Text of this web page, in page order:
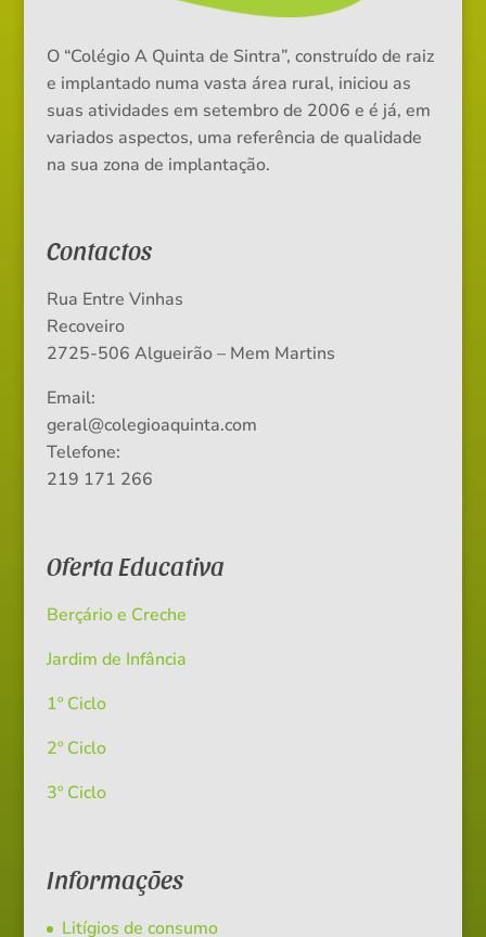
O “Colégio A Quinta de Sintra”, construído de raiz
e implantado numa vasta área rural, iniciou as
suas atividades em setembro de 2006 e é já, em
variados aspectos, uma referência de qualidade
na sua zona de implantação.
Contactos
Rua Entre Vinhas
Recoveiro
2725-506 Algueirão – Mem Martins
Email:
geral@colegioaquinta.com
Telefone:
219 171 266
Oferta Educativa
Berçário e Creche
Jardim de Infância
1º Ciclo
2º Ciclo
3º Ciclo
Informações
Litígios de consumo